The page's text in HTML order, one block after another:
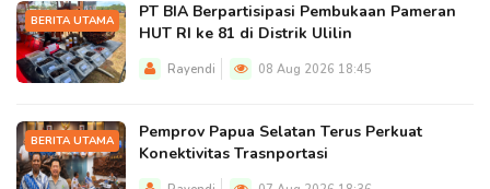
BERITA UTAMA
PT BIA Berpartisipasi Pembukaan Pameran
HUT RI ke 81 di Distrik Ulilin
Rayendi 08 Aug 2026 18:45
BERITA UTAMA
Pemprov Papua Selatan Terus Perkuat
Konektivitas Trasnportasi